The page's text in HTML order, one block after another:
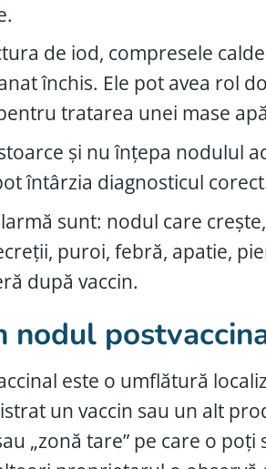
de iod, compresele
închis. Ele pot avea rol
tratarea unei mase
și nu înțepa nodulul
întârzia diagnosticul
sunt: nodul care
puroi, febră, apatie,
după vaccin.
nodul
este o umflătură
un vaccin sau un alt
„zonă tare” pe care o